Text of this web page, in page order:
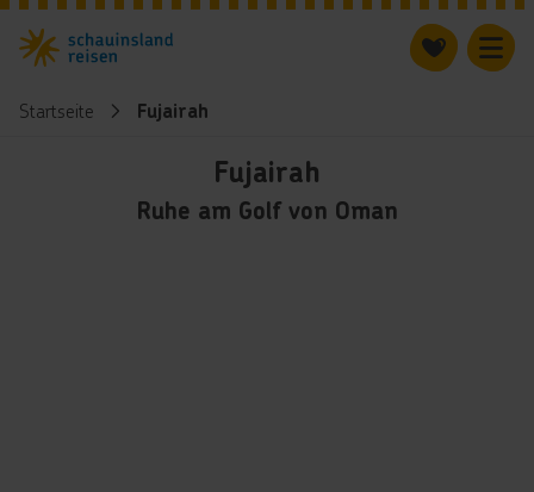
Startseite Fujairah
Fujairah
Ruhe am Golf von Oman